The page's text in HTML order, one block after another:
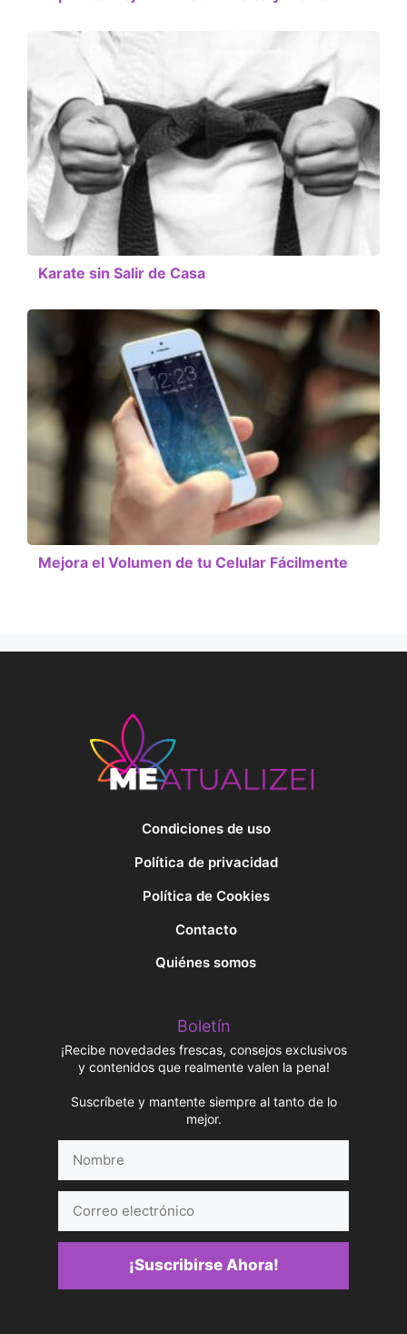
Karate sin Salir de Casa
Mejora el Volumen de tu Celular Fácilmente
Condiciones de uso
Política de privacidad
Política de Cookies
Contacto
Quiénes somos
Boletín
¡Recibe novedades frescas, consejos exclusivos
y contenidos que realmente valen la pena!
Suscríbete y mantente siempre al tanto de lo
mejor.
electrónico
¡Suscribirse Ahora!